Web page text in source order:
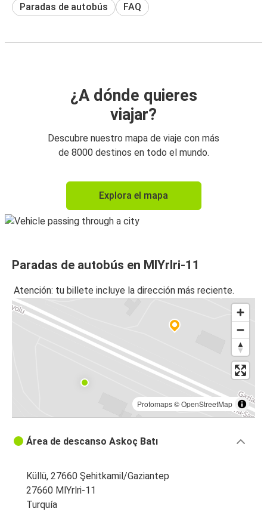
Paradas de autobús FAQ
¿A dónde quieres
viajar?
Descubre nuestro mapa de viaje con más
de 8000 destinos en todo el mundo.
Explora el mapa
Paradas de autobús en MlYrlri-11
Atención: tu billete incluye la dirección más reciente.
Protomaps©OpenStreetMap
Área de descanso Askoç Batı
Küllü, 27660 Şehitkamil/Gaziantep
27660 MlYrlri-11
Turquía